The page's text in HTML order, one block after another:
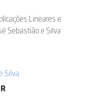
Lineares e
Sebastião e Silva
Silva